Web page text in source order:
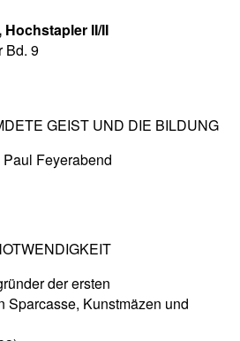
II/II
Bd. 9
GEIST UND DIE BILDUNG
Feyerabend
der ersten
Sparcasse, Kunstmäzen und